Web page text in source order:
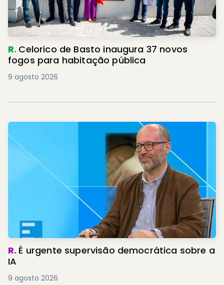
R. Celorico de Basto inaugura 37 novos
fogos para habitação pública
9 agosto 2026
R. É urgente supervisão democrática sobre a
IA
9 agosto 2026